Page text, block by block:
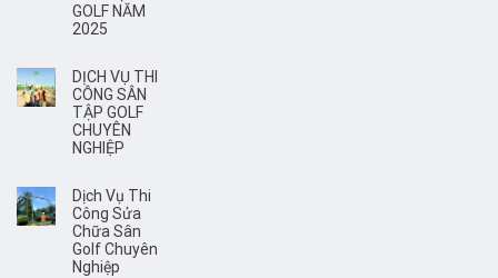
GOLF NĂM
2025
DỊCH VỤ THI
CÔNG SÂN
TẬP GOLF
CHUYÊN
NGHIỆP
Dịch Vụ Thi
Công Sửa
Chữa Sân
Golf Chuyên
Nghiệp